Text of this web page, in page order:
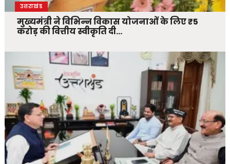
उत्तराखंड
मुख्यमंत्री ने विभिन्न विकास योजनाओं के लिए ₹5
करोड़ की वित्तीय स्वीकृति दी…